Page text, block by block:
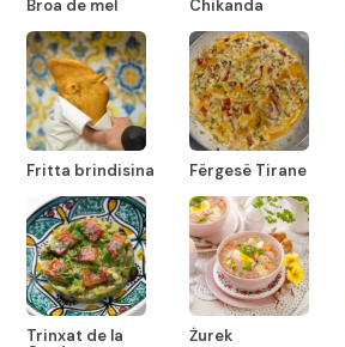
Broa de mel Chikanda
Fritta brindisina Fërgesë Tirane
Trinxat de la
Żurek